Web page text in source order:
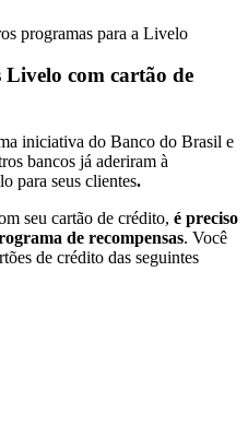
programas para a Livelo
com cartão de
iniciativa do Banco do Brasil e
bancos já aderiram à
para seus clientes.
seu cartão de crédito, é preciso
de recompensas. Você
de crédito das seguintes